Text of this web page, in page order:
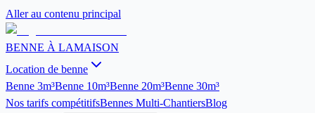
Aller au contenu principal
BENNE À LAMAISON
Location de benne
Benne 3m³Benne 10m³Benne 20m³Benne 30m³
Nos tarifs compétitifsBennes Multi-ChantiersBlog